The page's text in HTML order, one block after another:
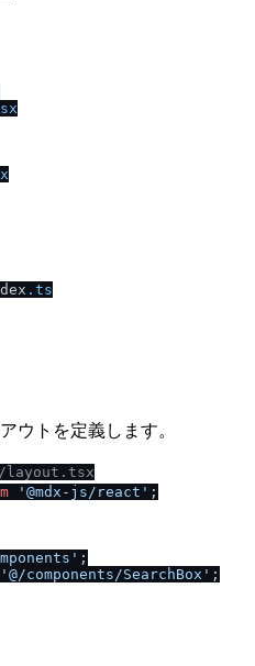
.ts
ウトを定義します。
/layout.tsx
'@mdx-js / react'
'@/components /SearchBox'